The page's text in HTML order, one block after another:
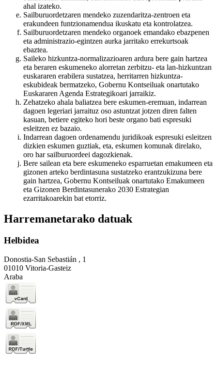
ahal izateko.
Sailburuordetzaren mendeko zuzendaritza-zentroen eta
erakundeen funtzionamendua ikuskatu eta kontrolatzea.
Sailburuordetzaren mendeko organoek emandako ebazpenen
eta administrazio-egintzen aurka jarritako errekurtsoak
ebaztea.
Saileko hizkuntza-normalizazioaren ardura bere gain hartzea
eta beraren eskumeneko alorretan zerbitzu- eta lan-hizkuntzan
euskararen erabilera sustatzea, herritarren hizkuntza-
eskubideak bermatzeko, Gobernu Kontseiluak onartutako
Euskararen Agenda Estrategikoari jarraikiz.
Zehatzeko ahala baliatzea bere eskumen-eremuan, indarrean
dagoen legeriari jarraituz oso astuntzat jotzen diren falten
kasuan, betiere egiteko hori beste organo bati espresuki
esleitzen ez bazaio.
Indarrean dagoen ordenamendu juridikoak espresuki esleitzen
dizkien eskumen guztiak, eta, eskumen komunak direlako,
oro har sailburuordeei dagozkienak.
Bere sailean eta bere eskumeneko esparruetan emakumeen eta
gizonen arteko berdintasuna sustatzeko erantzukizuna bere
gain hartzea, Gobernu Kontseiluak onartutako Emakumeen
eta Gizonen Berdintasunerako 2030 Estrategian
ezarritakoarekin bat etorriz.
Harremanetarako datuak
Helbidea
Donostia-San Sebastián , 1
01010 Vitoria-Gasteiz
Araba